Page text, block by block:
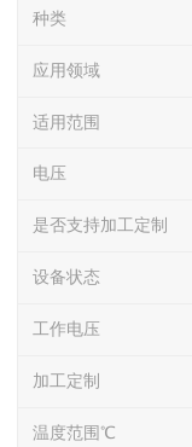
种类
应用领域
适用范围
电压
是否支持加工定制
设备状态
工作电压
加工定制
温度范围℃